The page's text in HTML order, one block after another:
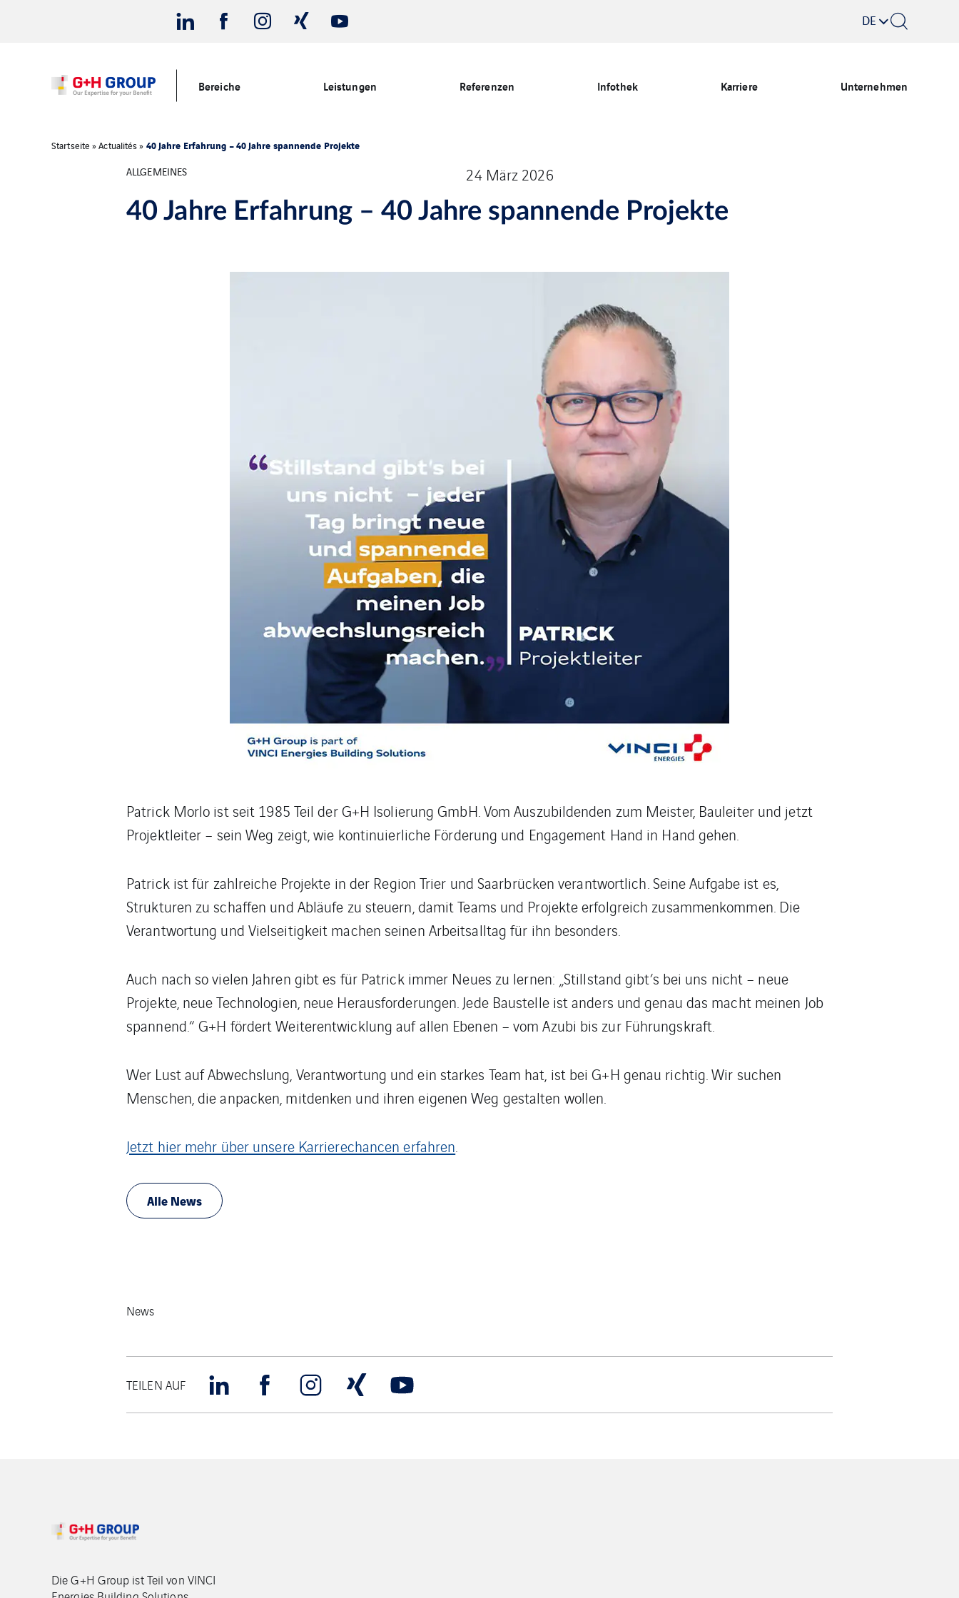
DE
Bereiche Leistungen Referenzen Infothek Karriere Unternehmen
Startseite »Actualités» 40 Jahre Erfahrung – 40 Jahre spannende Projekte
ALLGEMEINES
24 März 2026
40 Jahre Erfahrung – 40 Jahre spannende Projekte
Patrick Morlo ist seit 1985 Teil der G+H Isolierung GmbH. Vom Auszubildenden zum Meister, Bauleiter und jetzt
Projektleiter – sein Weg zeigt, wie kontinuierliche Förderung und Engagement Hand in Hand gehen.
Patrick ist für zahlreiche Projekte in der Region Trier und Saarbrücken verantwortlich. Seine Aufgabe ist es,
Strukturen zu schaffen und Abläufe zu steuern, damit Teams und Projekte erfolgreich zusammenkommen. Die
Verantwortung und Vielseitigkeit machen seinen Arbeitsalltag für ihn besonders.
Auch nach so vielen Jahren gibt es für Patrick immer Neues zu lernen: „Stillstand gibt’s bei uns nicht – neue
Projekte, neue Technologien, neue Herausforderungen. Jede Baustelle ist anders und genau das macht meinen Job
spannend.“ G+H fördert Weiterentwicklung auf allen Ebenen – vom Azubi bis zur Führungskraft.
Wer Lust auf Abwechslung, Verantwortung und ein starkes Team hat, ist bei G+H genau richtig. Wir suchen
Menschen, die anpacken, mitdenken und ihren eigenen Weg gestalten wollen.
Jetzt hier mehr über unsere Karrierechancen erfahren.
Alle News
News
TEILEN AUF
Die G+H Group ist Teil von VINCI